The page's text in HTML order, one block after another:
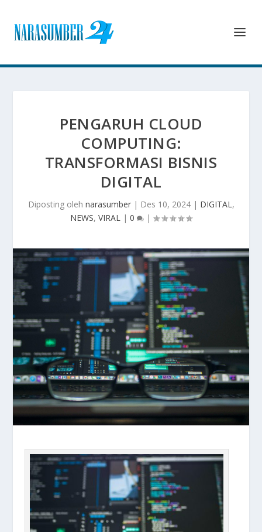
PENGARUH CLOUD
COMPUTING:
TRANSFORMASI BISNIS
DIGITAL
Diposting oleh narasumber| Des 10, 2024| DIGITAL,
NEWS, VIRAL | 0 |